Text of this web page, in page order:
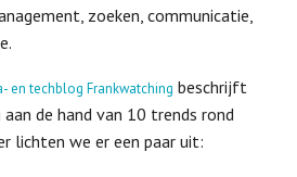
zoeken, communicatie,
en techblog Frankwatching beschrijft
de hand van 10 trends rond
lichten we er een paar uit: